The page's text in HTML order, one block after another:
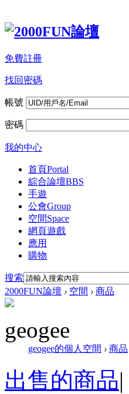
免費註冊
找回密碼
帳號
密碼
我的中心
首頁Portal
綜合論壇BBS
手遊
公會Group
空間Space
網頁遊戲
應用
購物
搜索
2000FUN論壇 › 空間 › 商品
geogee
geogee的個人空間 › 商品
出售的商品|